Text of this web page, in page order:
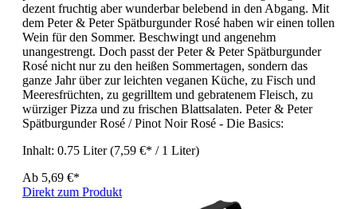
dezent fruchtig aber wunderbar belebend in den Abgang. Mit
dem Peter & Peter Spätburgunder Rosé haben wir einen tollen
Wein für den Sommer. Beschwingt und angenehm
unangestrengt. Doch passt der Peter & Peter Spätburgunder
Rosé nicht nur zu den heißen Sommertagen, sondern das
ganze Jahr über zur leichten veganen Küche, zu Fisch und
Meeresfrüchten, zu gegrilltem und gebratenem Fleisch, zu
würziger Pizza und zu frischen Blattsalaten. Peter & Peter
Spätburgunder Rosé / Pinot Noir Rosé - Die Basics:
Inhalt: 0.75 Liter(7,59 €* / 1 Liter)
Ab 5,69 €*
Direkt zum Produkt